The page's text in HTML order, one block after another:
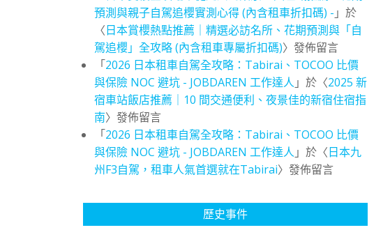
預測與親子自駕追櫻實測心得 (內含租車折扣碼) - 」於
〈日本賞櫻熱點推薦｜精選必訪名所、花期預測與「自
駕追櫻」全攻略 (內含租車專屬折扣碼)〉發佈留言
「2026 日本租車自駕全攻略：Tabirai、TOCOO 比價
與保險 NOC 避坑 - JOBDAREN 工作達人 」於〈2025 新
宿車站飯店推薦｜10 間交通便利、夜景佳的新宿住宿指
南〉發佈留言
「2026 日本租車自駕全攻略：Tabirai、TOCOO 比價
與保險 NOC 避坑 - JOBDAREN 工作達人 」於〈日本九
州F3自駕，租車人氣首選就在Tabirai〉發佈留言
歷史事件